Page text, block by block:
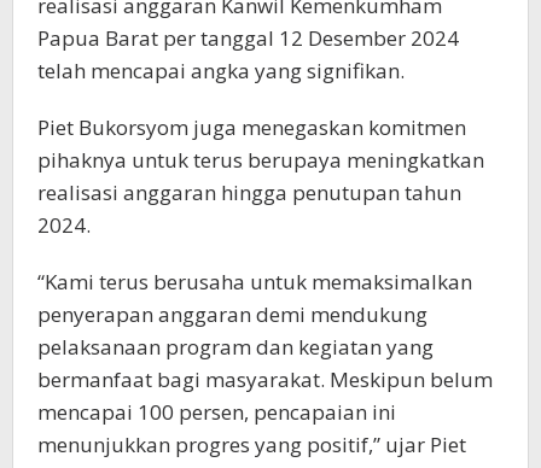
Papua Barat per tanggal 12 Desember 2024
telah mencapai angka yang signifikan.
Piet Bukorsyom juga menegaskan komitmen
pihaknya untuk terus berupaya meningkatkan
realisasi anggaran hingga penutupan tahun
2024.
“Kami terus berusaha untuk memaksimalkan
penyerapan anggaran demi mendukung
pelaksanaan program dan kegiatan yang
bermanfaat bagi masyarakat. Meskipun belum
mencapai 100 persen, pencapaian ini
menunjukkan progres yang positif,” ujar Piet